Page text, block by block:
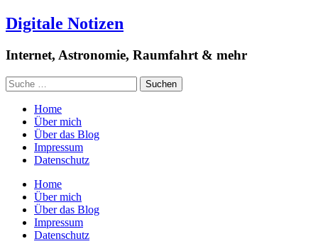
Digitale Notizen
Internet, Astronomie, Raumfahrt & mehr
Home
Über mich
Über das Blog
Impressum
Datenschutz
Home
Über mich
Über das Blog
Impressum
Datenschutz